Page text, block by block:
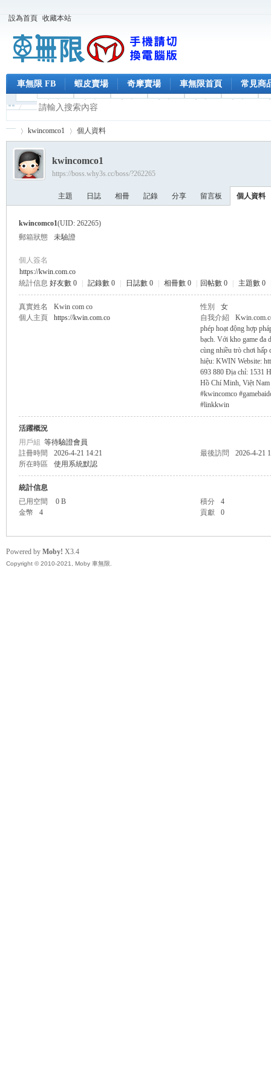
設為首頁 收藏本站
車無限 FB 蝦皮賣場 奇摩賣場 車無限首頁 常見商
›
kwincomco1 個人資料
kwincomco1
https://boss.why3s.cc/boss/?262265
主題 日誌 相冊 記錄 分享 留言板 個人資料
kwincomco1(UID: 262265)
郵箱狀態
未驗證
個人簽名
https://kwin.com.co
統計信息 好友數 0 記錄數 0 日誌數 0 相冊數 0 回帖數 0 主題數 0
真實姓名 Kwin com co 性別
女
個人主頁
https://kwin.com.co 自我介紹
phép hoạt động hợp
bạch. Với kho game đa
cùng nhiều trò chơi hấp
hiệu: KWIN Website:
693 880 Địa chỉ: 1531
Hồ Chí Minh, Việt Nam
#kwincomco
#linkkwin
活躍概況
用戶組 等待驗證會員
註冊時間
2026-4-21 14:21 最後訪問
2026-4-21
所在時區
使用系統默認
統計信息
已用空間
0 B 積分
4
金幣
4 貢獻 0
Powered by Moby! X3.4
Copyright © 2010-2021, Moby 車無限.